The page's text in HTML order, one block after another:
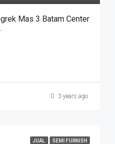
Mas 3 Batam Center
3 years ago
JUAL SEMI FURNISH